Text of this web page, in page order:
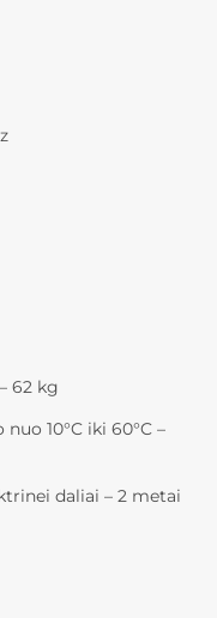
62 kg
10°C iki 60°C –
daliai – 2 metai